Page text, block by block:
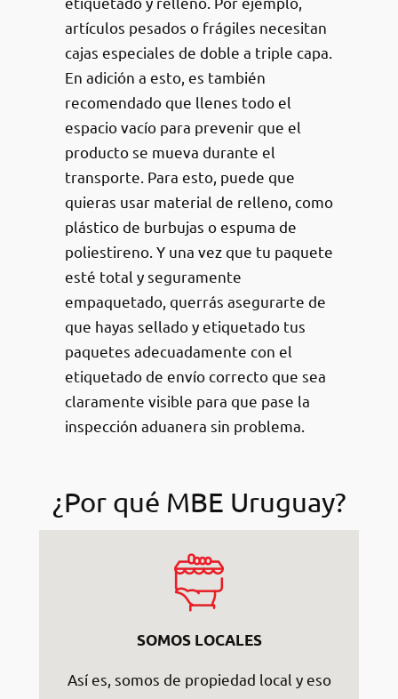
artículos pesados o frágiles necesitan
cajas especiales de doble a triple capa.
En adición a esto, es también
recomendado que llenes todo el
espacio vacío para prevenir que el
producto se mueva durante el
transporte. Para esto, puede que
quieras usar material de relleno, como
plástico de burbujas o espuma de
poliestireno. Y una vez que tu paquete
esté total y seguramente
empaquetado, querrás asegurarte de
que hayas sellado y etiquetado tus
paquetes adecuadamente con el
etiquetado de envío correcto que sea
claramente visible para que pase la
inspección aduanera sin problema.
¿Por qué MBE Uruguay?
SOMOS LOCALES
Así es, somos de propiedad local y eso